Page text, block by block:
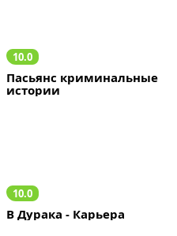
10.0
Пасьянс криминальные
истории
10.0
В Дурака - Карьера